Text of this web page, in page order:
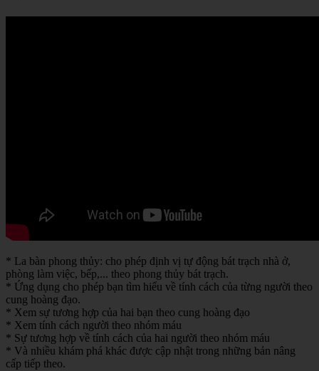
* La bàn phong thủy: cho phép định vị tự động bát trạch nhà ở,
phòng làm việc, bếp,... theo phong thủy bát trạch.
* Ứng dụng cho phép bạn tìm hiểu về tính cách của từng người theo
cung hoàng đạo.
* Xem sự tương hợp của hai bạn theo cung hoàng đạo
* Xem tính cách người theo nhóm máu
* Sự tương hợp về tính cách của hai người theo nhóm máu
* Và nhiều khám phá khác được cập nhật trong những bản nâng
cấp tiếp theo.